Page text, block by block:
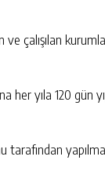
çalışılan
her yıla 120 gün
tarafından